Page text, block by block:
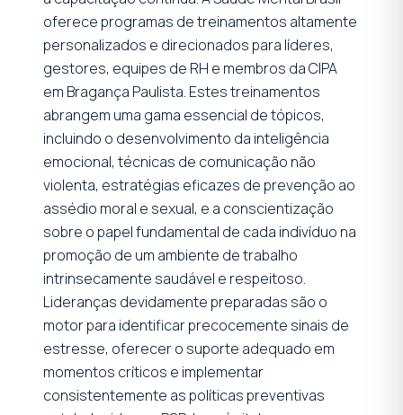
oferece programas de treinamentos altamente
personalizados e direcionados para líderes,
gestores, equipes de RH e membros da CIPA
em Bragança Paulista. Estes treinamentos
abrangem uma gama essencial de tópicos,
incluindo o desenvolvimento da inteligência
emocional, técnicas de comunicação não
violenta, estratégias eficazes de prevenção ao
assédio moral e sexual, e a conscientização
sobre o papel fundamental de cada indivíduo na
promoção de um ambiente de trabalho
intrinsecamente saudável e respeitoso.
Lideranças devidamente preparadas são o
motor para identificar precocemente sinais de
estresse, oferecer o suporte adequado em
momentos críticos e implementar
consistentemente as políticas preventivas